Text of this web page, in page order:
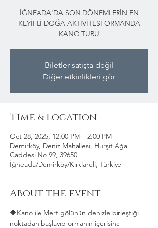
İĞNEADA'DA SON DÖNEMLERİN EN
KEYİFLİ DOĞA AKTİVİTESİ ORMANDA
KANO TURU
Biletler satışta değil
Diğer etkinlikleri gör
Time & Location
Oct 28, 2025, 12:00 PM – 2:00 PM
Demirköy, Deniz Mahallesi, Hurşit Ağa
Caddesi No 99, 39650
İğneada/Demirköy/Kırklareli, Türkiye
About the event
🔶Kano ile Mert gölünün denizle birleştiği
noktadan başlayıp ormanın içerisine